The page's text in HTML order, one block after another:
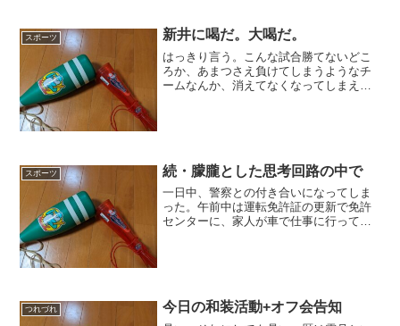
スポーツ 新井に喝だ。大喝だ。
はっきり言う。こんな試合勝てないどこ
ろか、あまつさえ負けてしまうようなチ
ームなんか、消えてなくなってしまえば
スポーツ 続・朦朧とした思考回路の中で
一日中、警察との付き合いになってしま
った。午前中は運転免許証の更新で免許
センターに、家人が車で仕事に行ってい
つれづれ 今日の和装活動+オフ会告知